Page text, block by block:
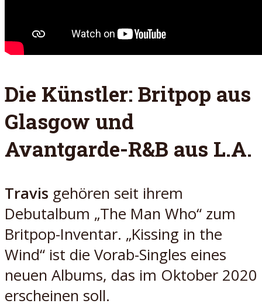
Die Künstler: Britpop aus
Glasgow und
Avantgarde-R&B aus L.A.
Travis gehören seit ihrem
Debutalbum „The Man Who“ zum
Britpop-Inventar. „Kissing in the
Wind“ ist die Vorab-Singles eines
neuen Albums, das im Oktober 2020
erscheinen soll.